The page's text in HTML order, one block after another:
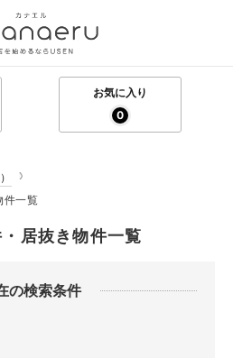
お気に入り
0
件一覧
居抜き物件一覧
の検索条件